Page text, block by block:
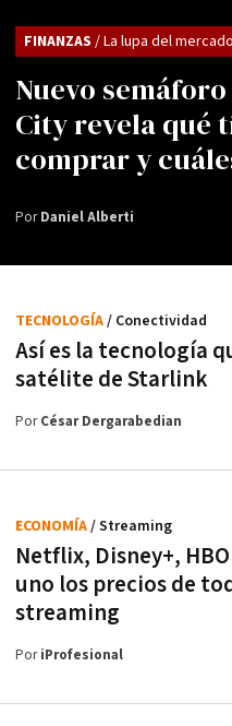
Nuevo
City revela qué
comprar y
FINANZAS / La lupa del mercado
PorDaniel Alberti
Así es la tecnología
satélite de Starlink
TECNOLOGÍA/ Conectividad
PorCésar Dergarabedian
Netflix, Disney+,
uno los precios de
streaming
ECONOMÍA/ Streaming
PoriProfesional